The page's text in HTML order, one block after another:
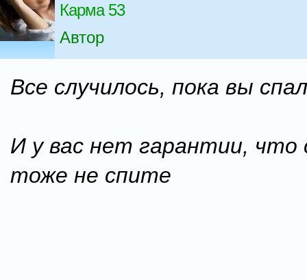
Карма 53
Автор
Все случилось, пока вы
И у вас нет гарантии, что
тоже не спите